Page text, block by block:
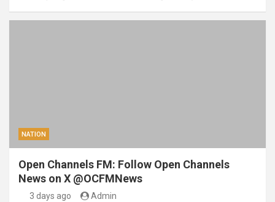
NATION
Open Channels FM: Follow Open Channels
News on X @OCFMNews
3 days ago Admin